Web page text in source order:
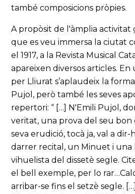
també composicions pròpies.
A propòsit de l'àmplia activitat
que es veu immersa la ciutat
el 1917, a la Revista Musical
apareixen diversos articles. En
per Lliurat s’aplaudeix la
Pujol, però també les seves
repertori: “ […] N'Emili Pujol,
veritat, una prova del seu bon
seva erudició, tocà ja, val a dir-
darrer recital, un Minuet i una
vihuelista del dissetè segle.
el bell exemple, per lo
arribar-se fins el setzè segle.